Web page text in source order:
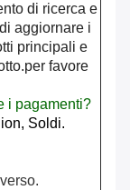
di ricerca e
aggiornare i
principali e
favore
i pagamenti?
Soldi.